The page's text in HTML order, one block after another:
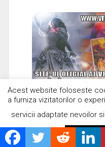
Acest website foloseste
a furniza vizitatorilor o
servicii adaptate nevoilor
Respinge